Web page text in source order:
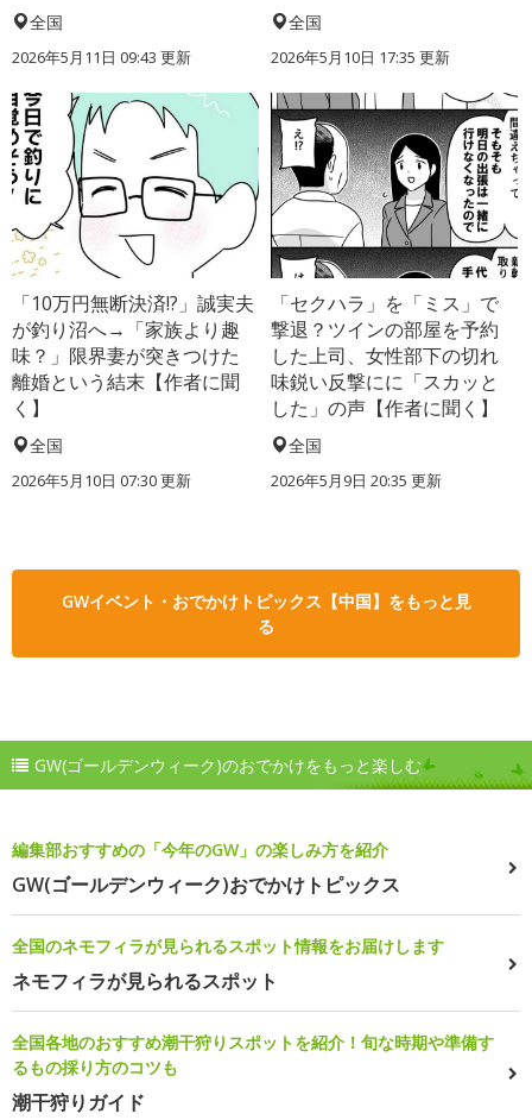
全国
2026年5月11日 09:43 更新
全国
2026年5月10日 17:35 更新
「10万円無断決済!?」誠実夫
が釣り沼へ→「家族より趣
味？」限界妻が突きつけた
離婚という結末【作者に聞
く】
全国
2026年5月10日 07:30 更新
「セクハラ」を「ミス」で
撃退？ツインの部屋を予約
した上司、女性部下の切れ
味鋭い反撃にに「スカッと
した」の声【作者に聞く】
全国
2026年5月9日 20:35 更新
GWイベント・おでかけトピックス【中国】をもっと見
る
GW(ゴールデンウィーク)のおでかけをもっと楽しむ
編集部おすすめの「今年のGW」の楽しみ方を紹介
GW(ゴールデンウィーク)おでかけトピックス
全国のネモフィラが見られるスポット情報をお届けします
ネモフィラが見られるスポット
全国各地のおすすめ潮干狩りスポットを紹介！旬な時期や準備す
るもの採り方のコツも
潮干狩りガイド